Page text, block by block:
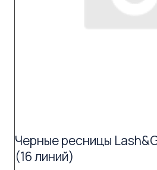
Черные ресницы
(16 линий)